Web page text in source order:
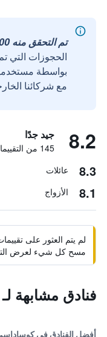
تم التحقق منه 100%
الحجوزات التي
مع شركائنا
8.2 جيد جدًا
145 من التقييمات تم التحقق منها
8.3 عائلات
8.1 الأزواج
لم يتم العثور على
مسح كل شيء لعرض
فنادق مشابهة
أفضل الفنادق في